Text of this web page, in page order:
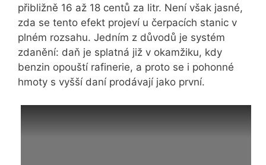
přibližně 16 až 18 centů za litr. Není však jasné,
zda se tento efekt projeví u čerpacích stanic v
plném rozsahu. Jedním z důvodů je systém
zdanění: daň je splatná již v okamžiku, kdy
benzin opouští rafinerie, a proto se i pohonné
hmoty s vyšší daní prodávají jako první.